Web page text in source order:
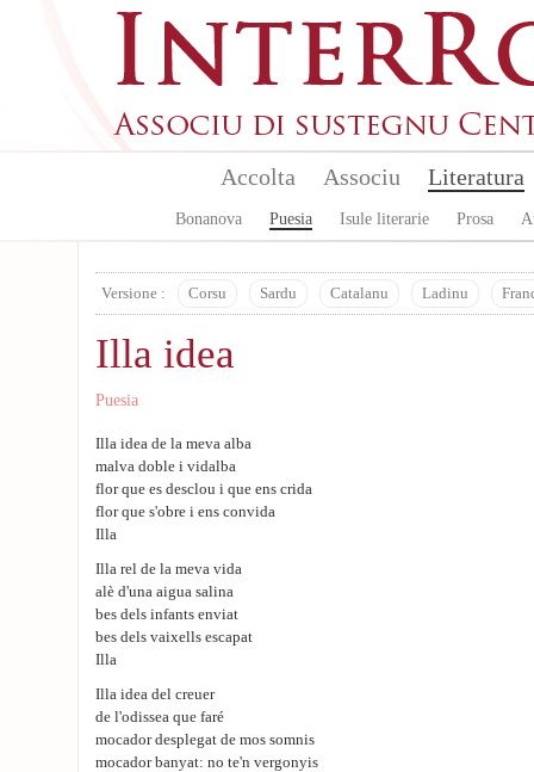
Accolta Associu Literatura
Bonanova Puesia Isule literarie Prosa
Versione : Corsu Sardu Catalanu Ladinu
Illa idea
Puesia
Illa idea de la meva alba
malva doble i vidalba
flor que es desclou i que ens crida
flor que s'obre i ens convida
Illa
Illa rel de la meva vida
alè d'una aigua salina
bes dels infants enviat
bes dels vaixells escapat
Illa
Illa idea del creuer
de l'odissea que faré
mocador desplegat de mos somnis
mocador banyat: no te'n vergonyis